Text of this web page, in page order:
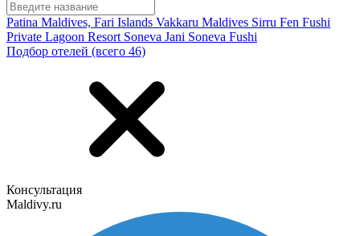
Patina Maldives, Fari Islands Vakkaru Maldives Sirru Fen Fushi
Private Lagoon Resort Soneva Jani Soneva Fushi
Подбор отелей (всего 46)
Консультация
Maldivy.ru